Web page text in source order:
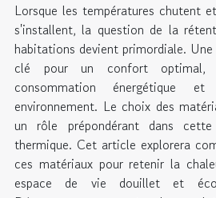
Lorsque les températures chutent
s'installent, la question de la
habitations devient primordiale.
clé pour un confort
consommation énergétique
environnement. Le choix des
un rôle prépondérant dans
thermique. Cet article explorera
ces matériaux pour retenir la
espace de vie douillet et